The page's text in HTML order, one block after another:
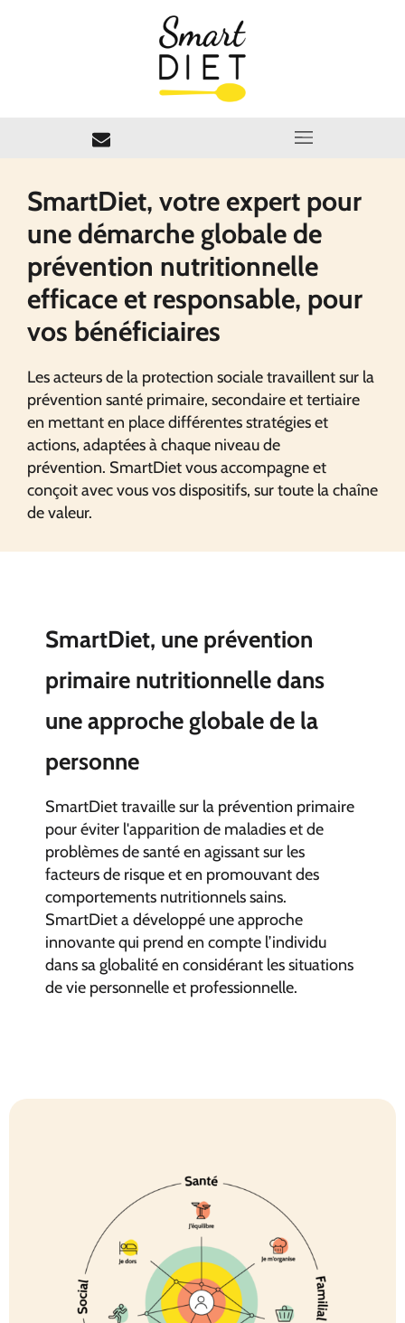
SmartDiet, votre expert pour
une démarche globale de
prévention nutritionnelle
efficace et responsable, pour
vos bénéficiaires
Les acteurs de la protection sociale travaillent sur la
prévention santé primaire, secondaire et tertiaire
en mettant en place différentes stratégies et
actions, adaptées à chaque niveau de
prévention. SmartDiet vous accompagne et
conçoit avec vous vos dispositifs, sur toute la chaîne
de valeur.
SmartDiet, une prévention
primaire nutritionnelle dans
une approche globale de la
personne
SmartDiet travaille sur la prévention primaire
pour éviter l'apparition de maladies et de
problèmes de santé en agissant sur les
facteurs de risque et en promouvant des
comportements nutritionnels sains.
SmartDiet a développé une approche
innovante qui prend en compte l’individu
dans sa globalité en considérant les situations
de vie personnelle et professionnelle.